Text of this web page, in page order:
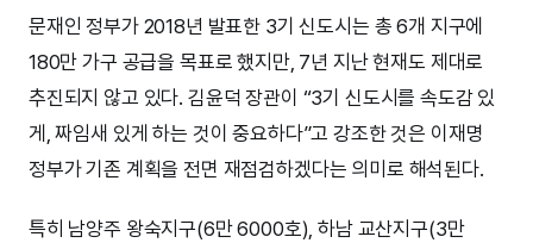
문재인 정부가 2018년 발표한 3기 신도시는 총 6개 지구에
180만 가구 공급을 목표로 했지만, 7년 지난 현재도 제대로
추진되지 않고 있다. 김윤덕 장관이 “3기 신도시를 속도감 있
게, 짜임새 있게 하는 것이 중요하다”고 강조한 것은 이재명
정부가 기존 계획을 전면 재점검하겠다는 의미로 해석된다.
특히 남양주 왕숙지구(6만 6000호), 하남 교산지구(3만